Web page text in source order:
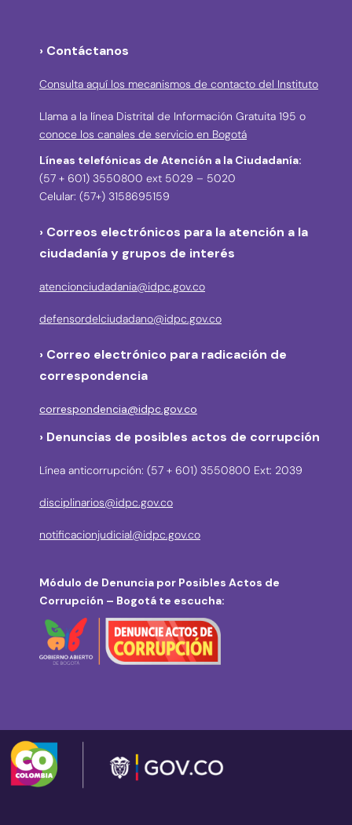
› Contáctanos
Consulta aquí los mecanismos de contacto del Instituto
Llama a la línea Distrital de Información Gratuita 195 o
conoce los canales de servicio en Bogotá
Líneas telefónicas de Atención a la Ciudadanía:
(57 + 601) 3550800 ext 5029 – 5020
Celular: (57+) 3158695159
› Correos electrónicos para la atención a la
ciudadanía y grupos de interés
atencionciudadania@idpc.gov.co
defensordelciudadano@idpc.gov.co
› Correo electrónico para radicación de
correspondencia
correspondencia@idpc.gov.co
› Denuncias de posibles actos de corrupción
Línea anticorrupción: (57 + 601) 3550800 Ext: 2039
disciplinarios@idpc.gov.co
notificacionjudicial@idpc.gov.co
Módulo de Denuncia por Posibles Actos de
Corrupción – Bogotá te escucha: